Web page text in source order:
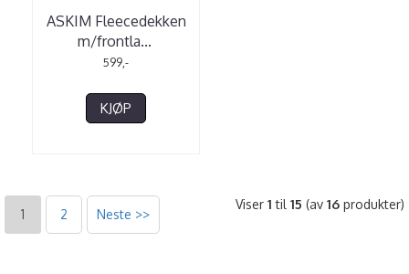
ASKIM Fleecedekken
m/frontla...
599,-
KJØP
1 2 Neste >>
Viser 1 til 15 (av 16 produkter)